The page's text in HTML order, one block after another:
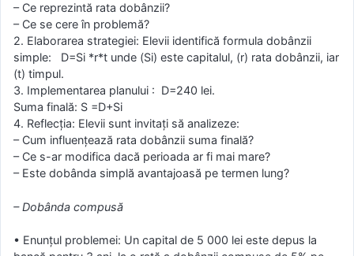
– Ce reprezintă rata dobânzii?
– Ce se cere în problemă?
2. Elaborarea strategiei: Elevii identifică formula dobânzii
simple: D=Si *r*t unde (Si) este capitalul, (r) rata dobânzii, iar
(t) timpul.
3. Implementarea planului : D=240 lei.
Suma finală: S =D+Si
4. Reflecția: Elevii sunt invitați să analizeze:
– Cum influențează rata dobânzii suma finală?
– Ce s-ar modifica dacă perioada ar fi mai mare?
– Este dobânda simplă avantajoasă pe termen lung?
– Dobânda compusă
• Enunțul problemei: Un capital de 5 000 lei este depus la